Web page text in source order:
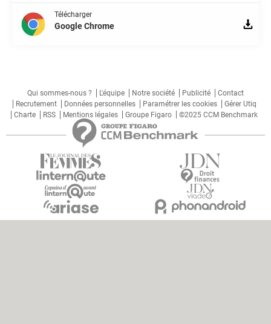
Télécharger
Google Chrome
Qui sommes-nous ? L'équipe Notre société Publicité
Contact
Recrutement
Données personnelles Paramétrer les cookies
Gérer Utiq
Charte
RSS Mentions légales Groupe Figaro ©2025 CCM Benchmark